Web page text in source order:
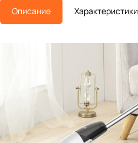
Описание Характеристики